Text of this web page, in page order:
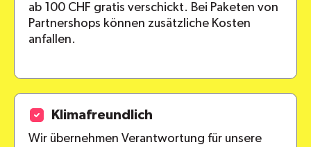
ab 100 CHF gratis verschickt. Bei Paketen von
Partnershops können zusätzliche Kosten
anfallen.
Klimafreundlich
Wir übernehmen Verantwortung für unsere